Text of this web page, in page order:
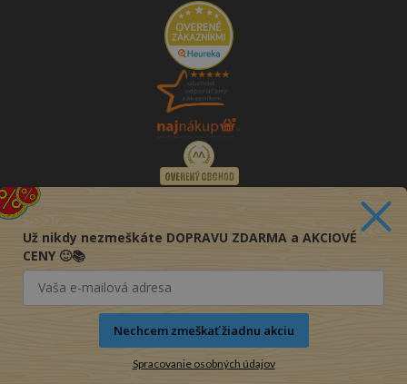
Už nikdy nezmeškáte DOPRAVU ZDARMA a AKCIOVÉ
CENY 🙂📚
Nechcem zmeškať žiadnu akciu
Spracovanie osobných údajov